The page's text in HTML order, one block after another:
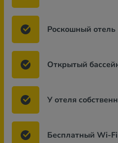
Роскошный отель
Открытый
У отеля
Бесплатный Wi-Fi